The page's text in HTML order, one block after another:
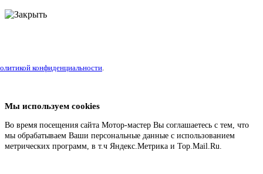
конфиденциальности.
Мы используем cookies
Во время посещения сайта Мотор-мастер Вы соглашаетесь с тем, что
мы обрабатываем Ваши персональные данные с использованием
метрических программ, в т.ч Яндекс.Метрика и Top.Mail.Ru.